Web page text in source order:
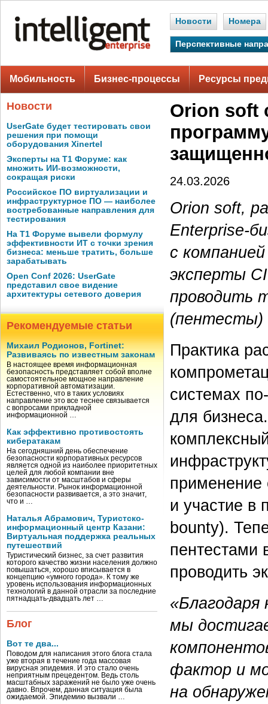
Новости Номера
Перспективные
Мобильность Бизнес-процессы Ресурсы
Новости
UserGate будет тестировать свои
решения при помощи
оборудования Xinertel
Эксперты на Т1 Форуме: как
множить ИИ-возможности,
сокращая риски
Российское ПО виртуализации и
инфраструктурное ПО — наиболее
востребованные направления для
тестирования
На Т1 Форуме вывели формулу
эффективности ИТ с точки зрения
бизнеса: меньше тратить, больше
зарабатывать
Open Conf 2026: UserGate
представил свое видение
архитектуры сетевого доверия
Рекомендуемые статьи
Михаил Родионов, Fortinet:
Развиваясь по известным законам
В настоящее время информационная
безопасность представляет собой вполне
самостоятельное мощное направление
корпоративной автоматизации.
Естественно, что в таких условиях
направление это все теснее связывается
с вопросами прикладной
информационной …
Как эффективно противостоять
кибератакам
На сегодняшний день обеспечение
безопасности корпоративных ресурсов
является одной из наиболее приоритетных
целей для любой компании вне
зависимости от масштабов и сферы
деятельности. Рынок информационной
безопасности развивается, а это значит,
что и …
Наталья Абрамович, Туристско-
информационный центр Казани:
Виртуальная поддержка реальных
путешествий
Туристический бизнес, за счет развития
которого качество жизни населения должно
повышаться, хорошо вписывается в
концепцию «умного города». К тому же
уровень использования информационных
технологий в данной отрасли за последние
пятнадцать-двадцать лет …
Блог
Вот те два...
Поводом для написания этого блога стала
уже вторая в течение года массовая
вирусная эпидемия. И это стало очень
неприятным прецедентом. Ведь столь
масштабных заражений не было уже очень
давно. Впрочем, данная ситуация была
ожидаемой. Эпидемию вызвали …
Orion soft
24.03.2026
Orion soft,
Enterprise-
с
эксперты
проводить
(пентесты)
Практика
системах
для
применение
и участие в
bounty).
пентестами
проводить
«Благодаря
мы
фактор и
на